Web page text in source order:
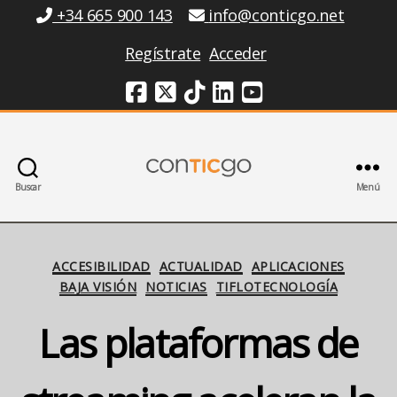
Información
+34 665 900 143
info@conticgo.net
Regístrate Acceder
Redes Sociales
Buscar Menú
Categorías
ACCESIBILIDAD ACTUALIDAD APLICACIONES
BAJA VISIÓN NOTICIAS TIFLOTECNOLOGÍA
Las plataformas de